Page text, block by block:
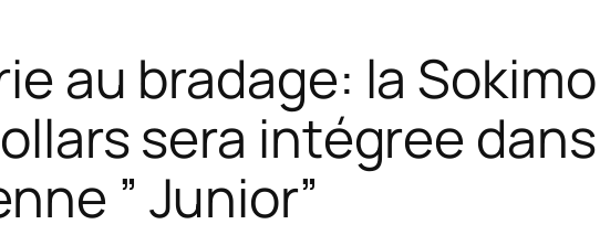
au bradage: la
sera intégree
” Junior”